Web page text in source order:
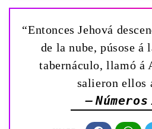
“Entonces Jehová
de la nube, púsose á
tabernáculo, llamó á
salieron ellos
—